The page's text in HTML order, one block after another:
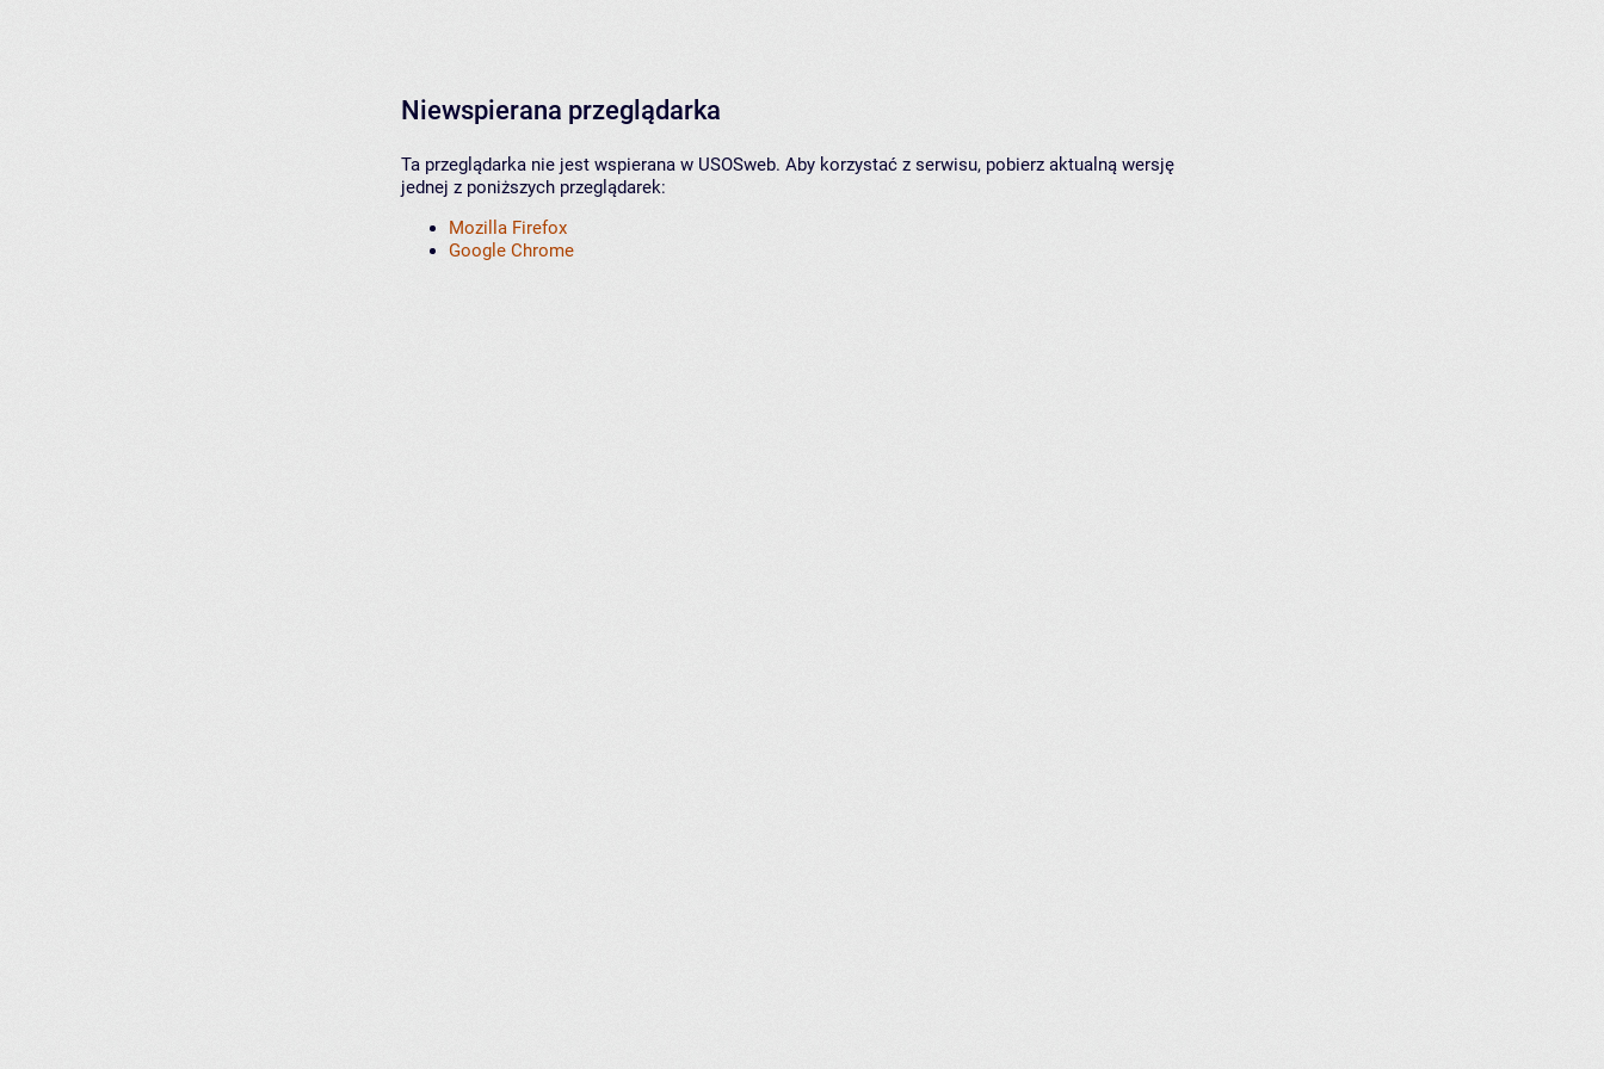
Niewspierana przeglądarka
Ta przeglądarka nie jest wspierana w USOSweb. Aby korzystać z serwisu, pobierz aktualną wersję
jednej z poniższych przeglądarek:
Mozilla Firefox
Google Chrome